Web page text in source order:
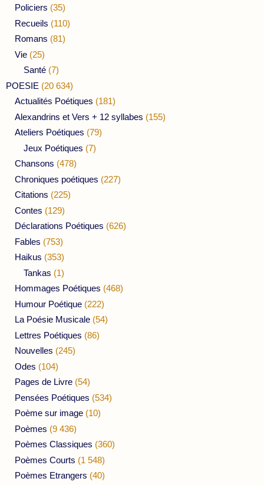
Policiers (35)
Recueils (110)
Romans (81)
Vie (25)
Santé (7)
POESIE (20 634)
Actualités Poétiques (181)
Alexandrins et Vers + 12 syllabes (155)
Ateliers Poétiques (79)
Jeux Poétiques (7)
Chansons (478)
Chroniques poétiques (227)
Citations (225)
Contes (129)
Déclarations Poétiques (626)
Fables (753)
Haikus (353)
Tankas (1)
Hommages Poétiques (468)
Humour Poétique (222)
La Poésie Musicale (54)
Lettres Poétiques (86)
Nouvelles (245)
Odes (104)
Pages de Livre (54)
Pensées Poétiques (534)
Poème sur image (10)
Poèmes (9 436)
Poèmes Classiques (360)
Poèmes Courts (1 548)
Poèmes Etrangers (40)